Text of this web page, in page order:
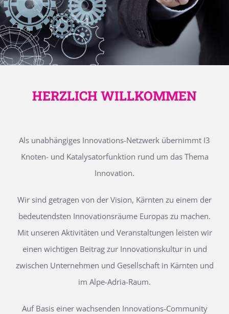
HERZLICH WILLKOMMEN
Als unabhängiges Innovations-Netzwerk übernimmt I3
Knoten- und Katalysatorfunktion rund um das Thema
Innovation.
Wir sind getragen von der Vision, Kärnten zu einem der
bedeutendsten Innovationsräume Europas zu machen.
Mit unseren Aktivitäten und Veranstaltungen leisten wir
einen wichtigen Beitrag zur Innovationskultur in und
zwischen Unternehmen und Gesellschaft in Kärnten und
im Alpe-Adria-Raum.
Auf Basis einer wachsenden Innovations-Community